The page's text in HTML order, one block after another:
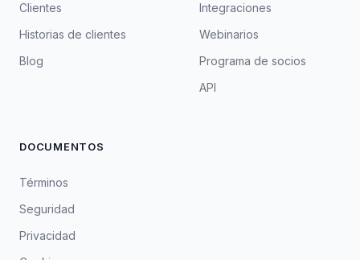
Clientes
Historias de clientes
Blog
Integraciones
Webinarios
Programa de socios
API
DOCUMENTOS
Términos
Seguridad
Privacidad